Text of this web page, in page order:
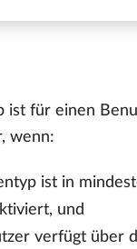
ist für einen
wenn:
ist in
und
verfügt über